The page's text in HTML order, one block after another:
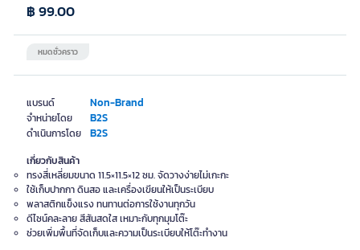
แบรนด์ Non-Brand
จำหน่ายโดย B2S
ดำเนินการโดย B2S
หมดชั่วคราว
฿ 99.00
เกี่ยวกับสินค้า
ทรงสี่เหลี่ยมขนาด 11.5×11.5×12 ซม. จัดวางง่ายไม่เกะกะ
ใช้เก็บปากกา ดินสอ และเครื่องเขียนให้เป็นระเบียบ
พลาสติกแข็งแรง ทนทานต่อการใช้งานทุกวัน
ดีไซน์คละลาย สีสันสดใส เหมาะกับทุกมุมโต๊ะ
ช่วยเพิ่มพื้นที่จัดเก็บและความเป็นระเบียบให้โต๊ะทำงาน